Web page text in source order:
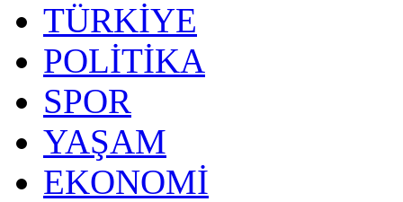
TÜRKİYE
POLİTİKA
SPOR
YAŞAM
EKONOMİ